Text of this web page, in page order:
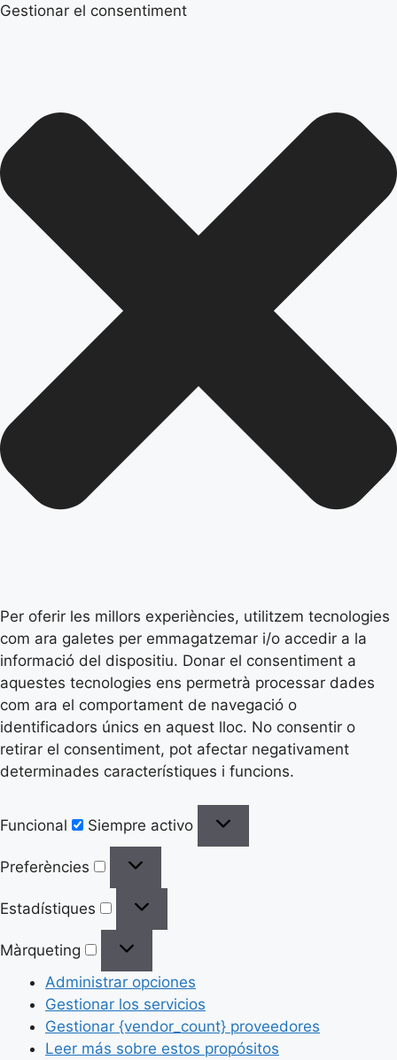
Gestionar el consentiment
Per oferir les millors experiències, utilitzem tecnologies
com ara galetes per emmagatzemar i/o accedir a la
informació del dispositiu. Donar el consentiment a
aquestes tecnologies ens permetrà processar dades
com ara el comportament de navegació o
identificadors únics en aquest lloc. No consentir o
retirar el consentiment, pot afectar negativament
determinades característiques i funcions.
Funcional Siempre activo
Preferències
Estadístiques
Màrqueting
Administrar opciones
Gestionar los servicios
Gestionar {vendor_count} proveedores
Leer más sobre estos propósitos